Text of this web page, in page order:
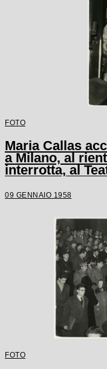
FOTO
Maria Callas
a Milano, al
interrotta, al
09 GENNAIO 1958
FOTO